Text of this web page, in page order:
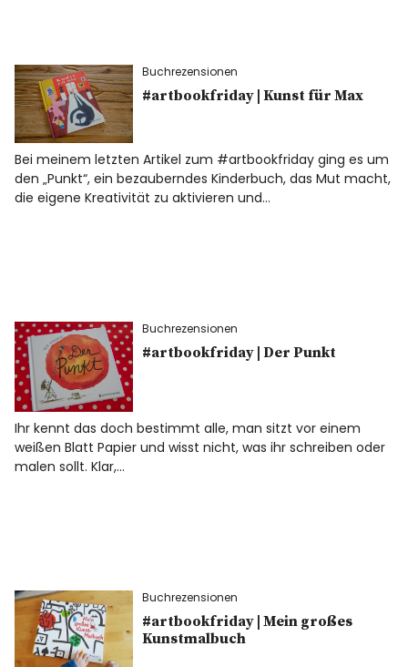
Buchrezensionen
#artbookfriday | Kunst für Max
Bei meinem letzten Artikel zum #artbookfriday ging es um
den „Punkt“, ein bezauberndes Kinderbuch, das Mut macht,
die eigene Kreativität zu aktivieren und…
Buchrezensionen
#artbookfriday | Der Punkt
Ihr kennt das doch bestimmt alle, man sitzt vor einem
weißen Blatt Papier und wisst nicht, was ihr schreiben oder
malen sollt. Klar,…
Buchrezensionen
#artbookfriday | Mein großes
Kunstmalbuch